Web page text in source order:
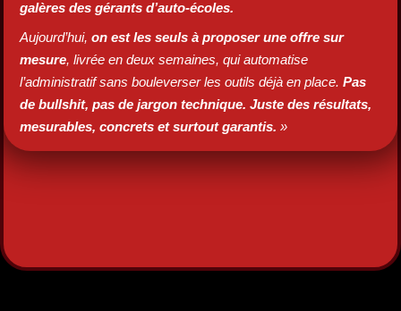
galères des gérants d’auto-écoles.
Aujourd’hui, on est les seuls à proposer une offre sur
mesure, livrée en deux semaines, qui automatise
l’administratif sans bouleverser les outils déjà en place. Pas
de bullshit, pas de jargon technique. Juste des résultats,
mesurables, concrets et surtout garantis. »